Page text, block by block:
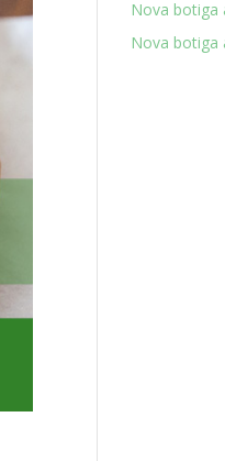
Nova botiga
Nova botiga